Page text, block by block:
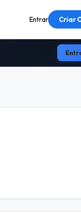
Entrar Criar